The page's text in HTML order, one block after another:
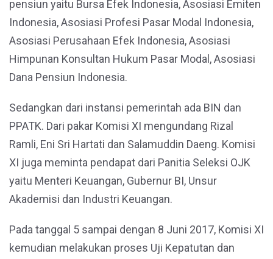
pensiun yaitu Bursa Efek Indonesia, Asosiasi Emiten
Indonesia, Asosiasi Profesi Pasar Modal Indonesia,
Asosiasi Perusahaan Efek Indonesia, Asosiasi
Himpunan Konsultan Hukum Pasar Modal, Asosiasi
Dana Pensiun Indonesia.
Sedangkan dari instansi pemerintah ada BIN dan
PPATK. Dari pakar Komisi XI mengundang Rizal
Ramli, Eni Sri Hartati dan Salamuddin Daeng. Komisi
XI juga meminta pendapat dari Panitia Seleksi OJK
yaitu Menteri Keuangan, Gubernur BI, Unsur
Akademisi dan Industri Keuangan.
Pada tanggal 5 sampai dengan 8 Juni 2017, Komisi XI
kemudian melakukan proses Uji Kepatutan dan